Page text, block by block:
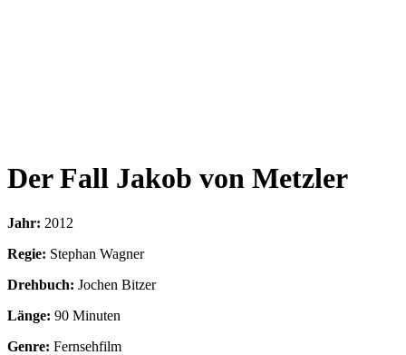
Der Fall Jakob von Metzler
Jahr: 2012
Regie: Stephan Wagner
Drehbuch: Jochen Bitzer
Länge: 90 Minuten
Genre: Fernsehfilm